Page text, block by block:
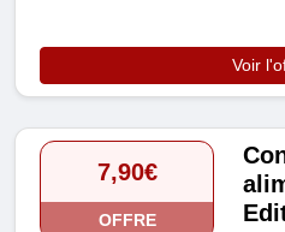
Voir
7,90€
OFFRE